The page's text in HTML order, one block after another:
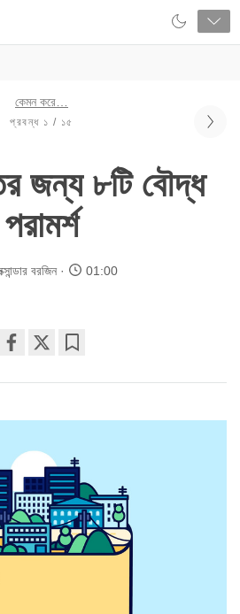
কেমন করে…
প্রবন্ধ ১ / ১৫
জন্য ৮টি বৌদ্ধ
পরামর্শ
বরজিন 01:00